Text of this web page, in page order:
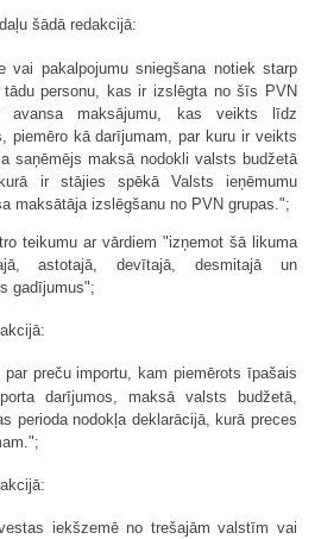
daļu šādā redakcijā:
vai pakalpojumu sniegšana notiek starp
tādu personu, kas ir izslēgta no šīs PVN
avansa maksājumu, kas veikts līdz
piemēro kā darījumam, par kuru ir veikts
saņēmējs maksā nodokli valsts budžetā
ir stājies spēkā Valsts ieņēmumu
maksātāja izslēgšanu no PVN grupas.";
teikumu ar vārdiem "izņemot šā likuma
astotajā, devītajā, desmitajā un
gadījumus";
par preču importu, kam piemērots īpašais
darījumos, maksā valsts budžetā,
perioda nodokļa deklarācijā, kurā preces
iekšzemē no trešajām valstīm vai